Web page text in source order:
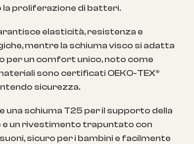
la proliferazione di batteri.
elasticità, resistenza e
mentre la schiuma visco si adatta
per un comfort unico, noto come
sono certificati OEKO-TEX®
sicurezza.
una schiuma T25 per il supporto della
e un rivestimento trapuntato con
sicuro per i bambini e facilmente